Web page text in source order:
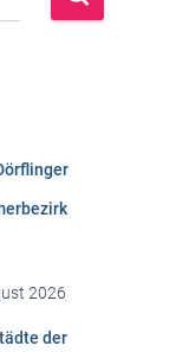
2026
der